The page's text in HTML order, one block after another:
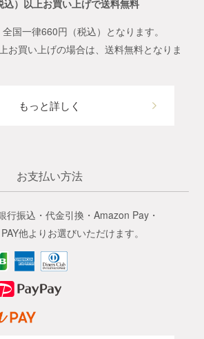
込）以上お買い上げで送料無料
国一律660円（税込）となります。
お買い上げの場合は、送料無料となりま
もっと詳しく
お支払い方法
行振込・代金引換・Amazon Pay・
他よりお選びいただけます。